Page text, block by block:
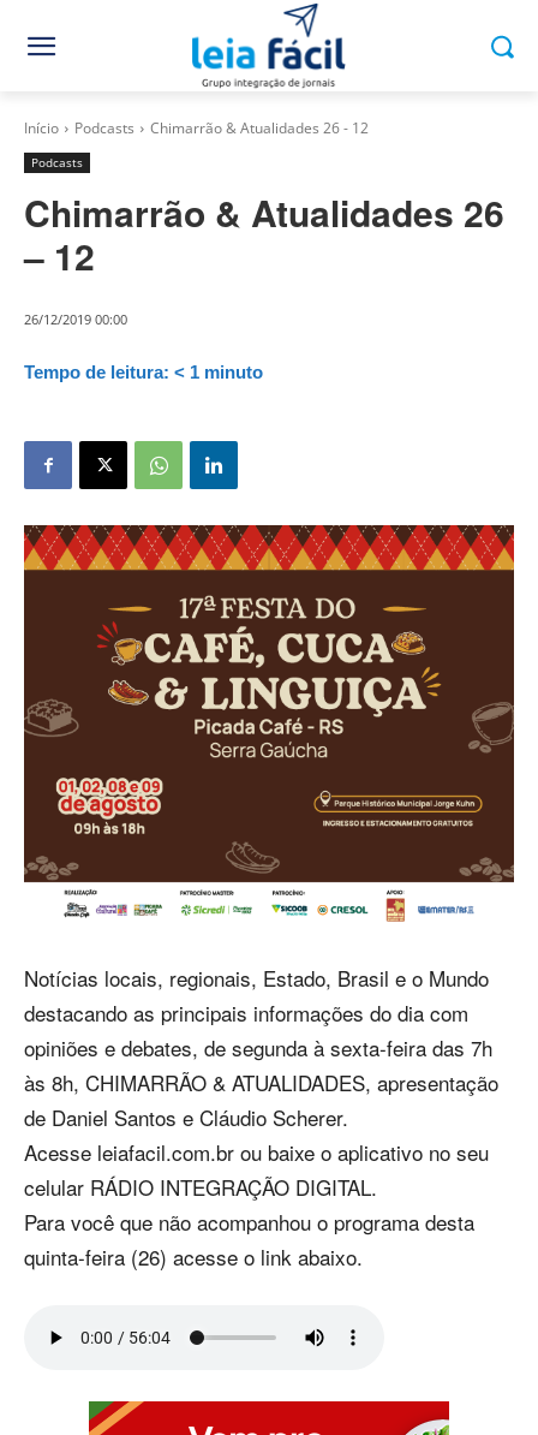
Início Podcasts Chimarrão & Atualidades 26 - 12
Podcasts
Chimarrão & Atualidades 26
– 12
26/12/2019 00:00
Tempo de leitura: < 1 minuto
Notícias locais, regionais, Estado, Brasil e o Mundo
destacando as principais informações do dia com
opiniões e debates, de segunda à sexta-feira das 7h
às 8h, CHIMARRÃO & ATUALIDADES, apresentação
de Daniel Santos e Cláudio Scherer.
Acesse leiafacil.com.br ou baixe o aplicativo no seu
celular RÁDIO INTEGRAÇÃO DIGITAL.
Para você que não acompanhou o programa desta
quinta-feira (26) acesse o link abaixo.